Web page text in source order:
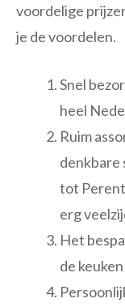
voordelige
je de voordelen.
Snel
heel
Ruim
denkbare
tot
erg
Het
de